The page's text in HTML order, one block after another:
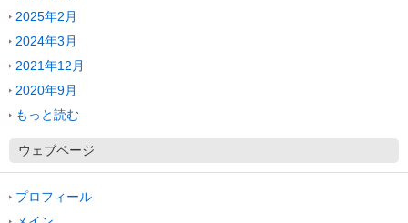
2025年2月
2024年3月
2021年12月
2020年9月
もっと読む
ウェブページ
プロフィール